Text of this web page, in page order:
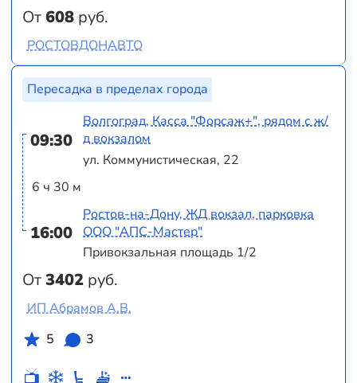
От608 руб.
РОСТОВДОНАВТО
Пересадка в пределах города
09:30
6 ч 30 м
16:00
От3402 руб.
Волгоград, Касса "Форсаж+", рядом с ж/
д вокзалом
ул. Коммунистическая, 22
Ростов-на-Дону, ЖД вокзал, парковка
ООО "АПС-Мастер"
Привокзальная площадь 1/2
ИП Абрамов А.В.
5
3